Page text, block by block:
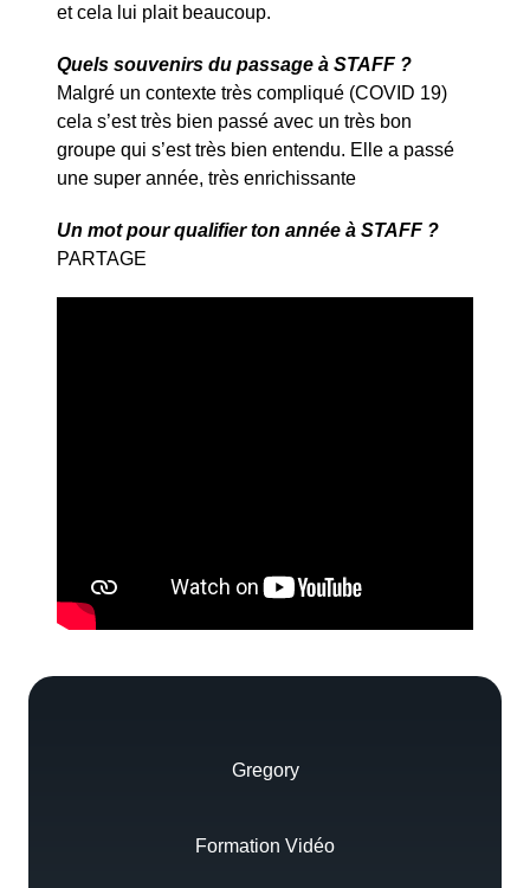
et cela lui plait beaucoup.
Quels souvenirs du passage à STAFF ?
Malgré un contexte très compliqué (COVID 19)
cela s’est très bien passé avec un très bon
groupe qui s’est très bien entendu. Elle a passé
une super année, très enrichissante
Un mot pour qualifier ton année à STAFF ?
PARTAGE
Gregory
Formation Vidéo